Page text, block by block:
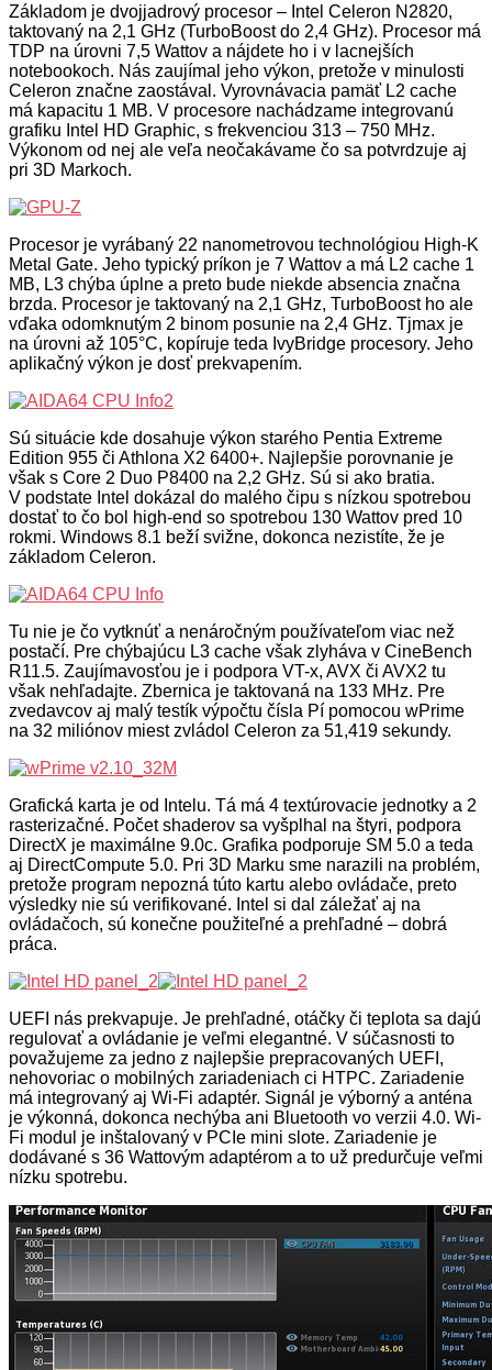
Základom je dvojjadrový procesor – Intel Celeron N2820,
taktovaný na 2,1 GHz (TurboBoost do 2,4 GHz). Procesor má
TDP na úrovni 7,5 Wattov a nájdete ho i v lacnejších
notebookoch. Nás zaujímal jeho výkon, pretože v minulosti
Celeron značne zaostával. Vyrovnávacia pamäť L2 cache
má kapacitu 1 MB. V procesore nachádzame integrovanú
grafiku Intel HD Graphic, s frekvenciou 313 – 750 MHz.
Výkonom od nej ale veľa neočakávame čo sa potvrdzuje aj
pri 3D Markoch.
Procesor je vyrábaný 22 nanometrovou technológiou High-K
Metal Gate. Jeho typický príkon je 7 Wattov a má L2 cache 1
MB, L3 chýba úplne a preto bude niekde absencia značna
brzda. Procesor je taktovaný na 2,1 GHz, TurboBoost ho ale
vďaka odomknutým 2 binom posunie na 2,4 GHz. Tjmax je
na úrovni až 105°C, kopíruje teda IvyBridge procesory. Jeho
aplikačný výkon je dosť prekvapením.
Sú situácie kde dosahuje výkon starého Pentia Extreme
Edition 955 či Athlona X2 6400+. Najlepšie porovnanie je
však s Core 2 Duo P8400 na 2,2 GHz. Sú si ako bratia.
V podstate Intel dokázal do malého čipu s nízkou spotrebou
dostať to čo bol high-end so spotrebou 130 Wattov pred 10
rokmi. Windows 8.1 beží svižne, dokonca nezistíte, že je
základom Celeron.
Tu nie je čo vytknúť a nenáročným používateľom viac než
postačí. Pre chýbajúcu L3 cache však zlyháva v CineBench
R11.5. Zaujímavosťou je i podpora VT-x, AVX či AVX2 tu
však nehľadajte. Zbernica je taktovaná na 133 MHz. Pre
zvedavcov aj malý testík výpočtu čísla Pí pomocou wPrime
na 32 miliónov miest zvládol Celeron za 51,419 sekundy.
Grafická karta je od Intelu. Tá má 4 textúrovacie jednotky a 2
rasterizačné. Počet shaderov sa vyšplhal na štyri, podpora
DirectX je maximálne 9.0c. Grafika podporuje SM 5.0 a teda
aj DirectCompute 5.0. Pri 3D Marku sme narazili na problém,
pretože program nepozná túto kartu alebo ovládače, preto
výsledky nie sú verifikované. Intel si dal záležať aj na
ovládačoch, sú konečne použiteľné a prehľadné – dobrá
práca.
UEFI nás prekvapuje. Je prehľadné, otáčky či teplota sa dajú
regulovať a ovládanie je veľmi elegantné. V súčasnosti to
považujeme za jedno z najlepšie prepracovaných UEFI,
nehovoriac o mobilných zariadeniach ci HTPC. Zariadenie
má integrovaný aj Wi-Fi adaptér. Signál je výborný a anténa
je výkonná, dokonca nechýba ani Bluetooth vo verzii 4.0. Wi-
Fi modul je inštalovaný v PCIe mini slote. Zariadenie je
dodávané s 36 Wattovým adaptérom a to už predurčuje veľmi
nízku spotrebu.